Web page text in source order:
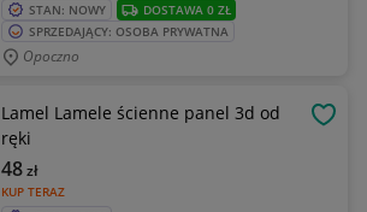
STAN: NOWY
DOSTAWA 0 ZŁ
SPRZEDAJĄCY: OSOBA PRYWATNA
Opoczno
Lamel Lamele ścienne panel 3d od
ręki
KUP TERAZ
48zł